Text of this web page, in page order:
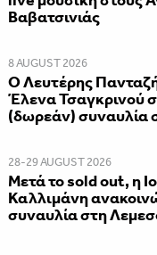
Βαβατσινιάς
8 AUGUST 2026
Ο Λευτέρης
Έλενα Τσαγκρινού
(δωρεάν) συναυλία
28-29 AUGUST 2026
Μετά το sold out, η
Καλλιμάνη
συναυλία στη